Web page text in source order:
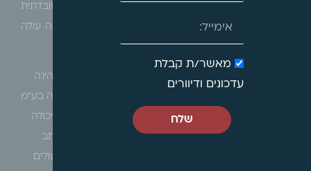
להיטל חיוב. דרישת החיוב צריכה להתבסס על תשתית עובדתית
רלוונטית. הערכה אומדנית של סכום חוב באופן גנרי אינה עולה
כמו כן בית המשפט התייחס להתחייבות החברה וקבע כי הינה
פסול על פי הלכת דירות יוקרה (ע"א 7368/08 דירות יוקרה בע"מ
נ' ראש עיריית יבנה (27.6.2011) ) שם נקבע כי אין העירייה יכולה
להתנות קיומן של תמורות ביצוע עבודות פיתוח בידי יזם. כתב
ההתחייבות החתום נראה כלא חוקי בעל פגמים חוזיים העולים
מאשר/ת קבלת
עדכונים ודיוורים
שלח